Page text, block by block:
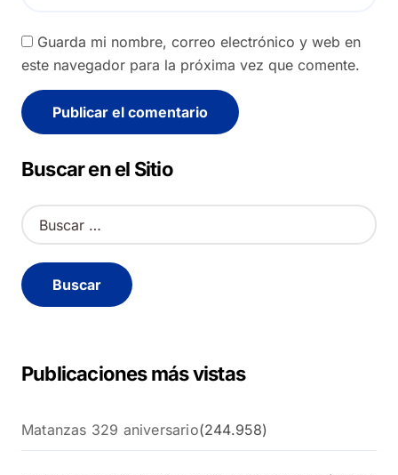
Guarda mi nombre, correo electrónico y web en
este navegador para la próxima vez que comente.
Alternative:
Buscar en el Sitio
B
u
c
a
Publicaciones más vistas
Matanzas 329 aniversario(244.958)